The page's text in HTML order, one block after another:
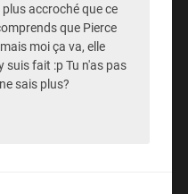
accroché que ce
que Pierce
moi ça va, elle
suis fait :p Tu n'as pas
sais plus?